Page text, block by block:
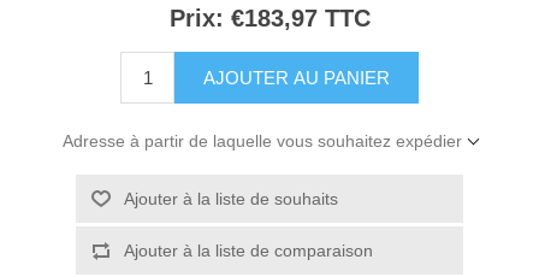
Prix: €183,97 TTC
Adresse à partir de laquelle vous souhaitez expédier